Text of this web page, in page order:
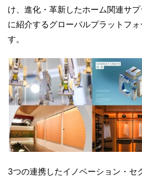
け、進化・革新したホーム関連サ
に紹介するグローバルプラットフ
す。
3つの連携したイノベーション・セ